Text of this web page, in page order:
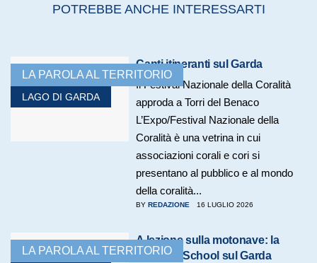
POTREBBE ANCHE INTERESSARTI
LA PAROLA AL TERRITORIO
LAGO DI GARDA
Canti itineranti sul Garda
Il Festival Nazionale della Coralità
approda a Torri del Benaco
L’Expo/Festival Nazionale della
Coralità è una vetrina in cui
associazioni corali e cori si
presentano al pubblico e al mondo
della coralità...
BY REDAZIONE 16 LUGLIO 2026
LA PAROLA AL TERRITORIO
A lezione sulla motonave: la
Summer School sul Garda